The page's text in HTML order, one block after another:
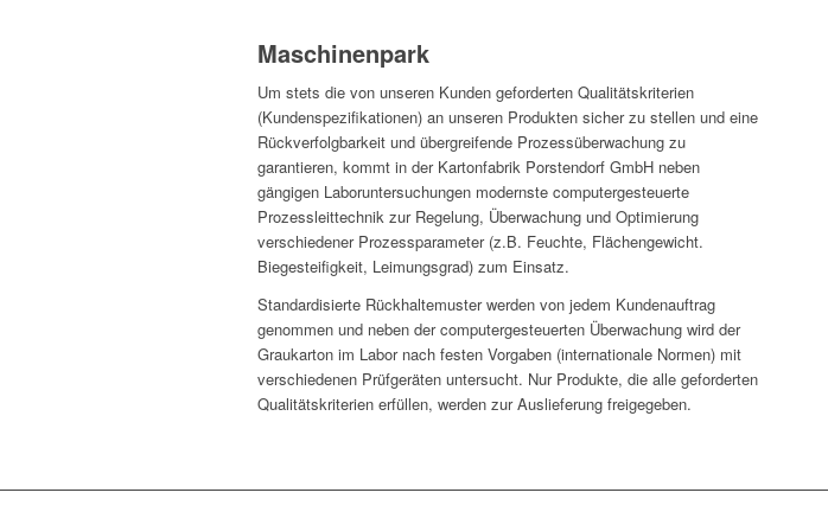
Maschinenpark
Um stets die von unseren Kunden geforderten Qualitätskriterien
(Kundenspezifikationen) an unseren Produkten sicher zu stellen und eine
Rückverfolgbarkeit und übergreifende Prozessüberwachung zu
garantieren, kommt in der Kartonfabrik Porstendorf GmbH neben
gängigen Laboruntersuchungen modernste computergesteuerte
Prozessleittechnik zur Regelung, Überwachung und Optimierung
verschiedener Prozessparameter (z.B. Feuchte, Flächengewicht.
Biegesteifigkeit, Leimungsgrad) zum Einsatz.
Standardisierte Rückhaltemuster werden von jedem Kundenauftrag
genommen und neben der computergesteuerten Überwachung wird der
Graukarton im Labor nach festen Vorgaben (internationale Normen) mit
verschiedenen Prüfgeräten untersucht. Nur Produkte, die alle geforderten
Qualitätskriterien erfüllen, werden zur Auslieferung freigegeben.